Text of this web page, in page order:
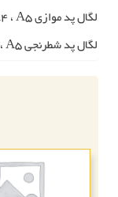
لگال پد موازی A4 ، A5
لگال پد شطرنجی A4 ، A5